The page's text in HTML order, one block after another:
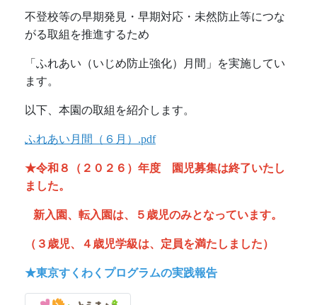
不登校等の早期発見・早期対応・未然防止等につな
がる取組を推進するため
「ふれあい（いじめ防止強化）月間」を実施してい
ます。
以下、本園の取組を紹介します。
ふれあい月間（６月）.pdf
★令和８（２０２６）年度 園児募集は終了いたし
ました。
新入園、転入園は、５歳児のみとなっています。
（３歳児、４歳児学級は、定員を満たしました）
★東京すくわくプログラムの実践報告